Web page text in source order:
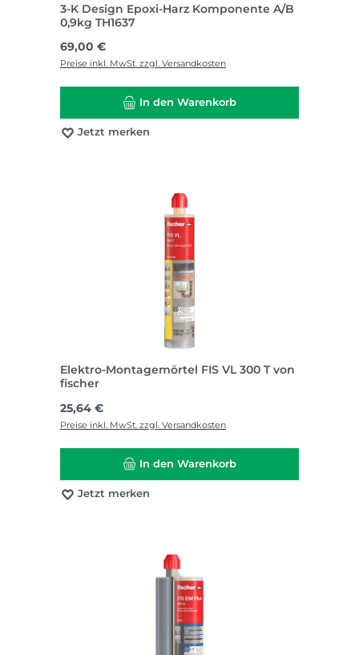
3-K Design Epoxi-Harz Komponente A/B
0,9kg TH1637
Regulärer Preis:
69,00 €
Preise inkl. MwSt. zzgl. Versandkosten
In den Warenkorb
Jetzt merken
Elektro-Montagemörtel FIS VL 300 T von
fischer
Regulärer Preis:
25,64 €
Preise inkl. MwSt. zzgl. Versandkosten
In den Warenkorb
Jetzt merken